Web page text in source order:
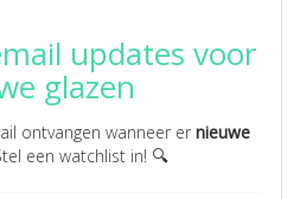
updates voor
glazen
ontvangen wanneer er nieuwe
een watchlist in! 🔍